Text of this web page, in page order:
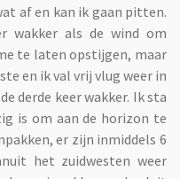
af en kan ik gaan pitten.
wakker als de wind om
te laten opstijgen, maar
en ik val vrij vlug weer in
derde keer wakker. Ik sta
is om aan de horizon te
er zijn inmiddels 6
het zuidwesten weer